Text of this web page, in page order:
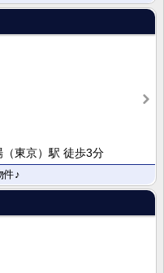
東京）駅 徒歩3分
件♪